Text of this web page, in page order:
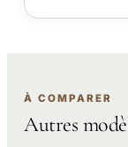
À COMPARER
Autres